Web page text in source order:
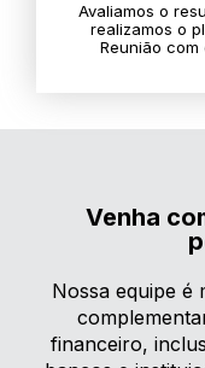
Avaliamos o
realizamos o
Reunião com
Venha
Nossa equipe é
financeiro,